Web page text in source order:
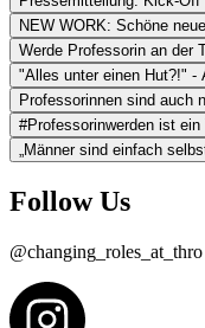
NEW WORK: Schöne
Werde Professorin an der
"Alles unter einen Hut?!" -
Professorinnen sind auch
#Professorinwerden ist ein
„Männer sind einfach
Follow Us
@changing_roles_at_thro